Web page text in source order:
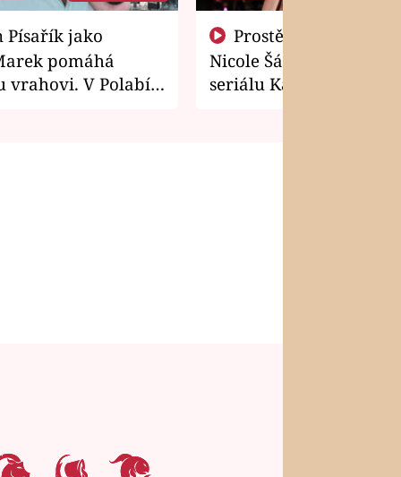
pomáhá
vrahovi. V Polabí
Nicole Šáchová získala
seriálu Kamarádi